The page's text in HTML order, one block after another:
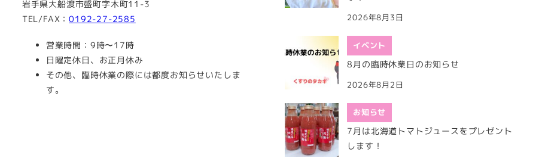
岩手県大船渡市盛町字木町11-3
TEL/FAX：0192-27-2585
営業時間：9時〜17時
日曜定休日、お正月休み
その他、臨時休業の際には都度お知らせいたしま
す。
2026年8月3日
イベント
8月の臨時休業日のお知らせ
2026年8月2日
お知らせ
7月は北海道トマトジュースをプレゼント
します！